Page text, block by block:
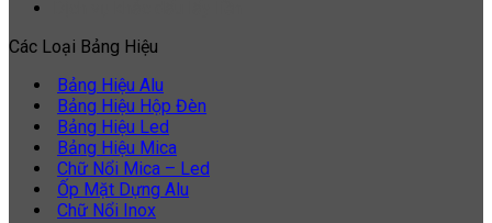
Các Loại Bảng Hiệu
Bảng Hiệu Alu
Bảng Hiệu Hộp Đèn
Bảng Hiệu Led
Bảng Hiệu Mica
Chữ Nổi Mica – Led
Ốp Mặt Dựng Alu
Chữ Nổi Inox